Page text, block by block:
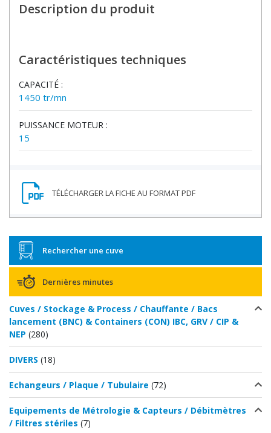
Rechercher une cuve
Dernières minutes
Cuves / Stockage & Process / Chauffante / Bacs
lancement (BNC) & Containers (CON) IBC, GRV / CIP &
NEP (280)
DIVERS (18)
Echangeurs / Plaque / Tubulaire (72)
Equipements de Métrologie & Capteurs / Débitmètres
/ Filtres stériles (7)
Description du produit
Caractéristiques techniques
CAPACITÉ :
1450 tr/mn
PUISSANCE MOTEUR :
15